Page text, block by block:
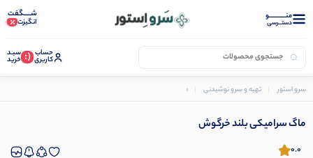
منــــــــــــو
دستــرسی
شـــــگفت
انگیزت
حساب
کاربری (: سبـد
خرید
سرو استور تهیه و سرو نوشیدنی ماگ و فنجان
ماگ سرامیکی بلند خرگوش
0.0